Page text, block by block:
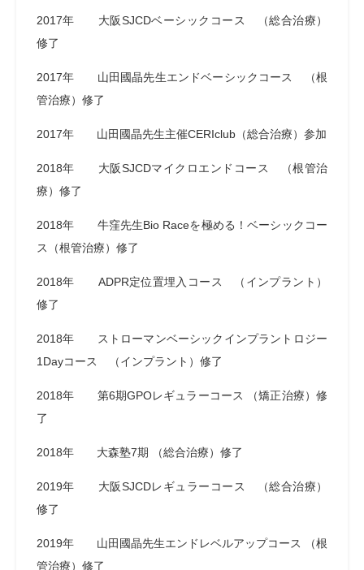
2017年 大阪SJCDベーシックコース （総合治療）
修了
2017年 山田國晶先生エンドベーシックコース （根
管治療）修了
2017年 山田國晶先生主催CERIclub（総合治療）参加
2018年 大阪SJCDマイクロエンドコース （根管治
療）修了
2018年 牛窪先生Bio Raceを極める！ベーシックコー
ス（根管治療）修了
2018年 ADPR定位置埋入コース （インプラント）
修了
2018年 ストローマンベーシックインプラントロジー
1Dayコース （インプラント）修了
2018年 第6期GPOレギュラーコース （矯正治療）修
了
2018年 大森塾7期 （総合治療）修了
2019年 大阪SJCDレギュラーコース （総合治療）
修了
2019年 山田國晶先生エンドレベルアップコース （根
管治療）修了